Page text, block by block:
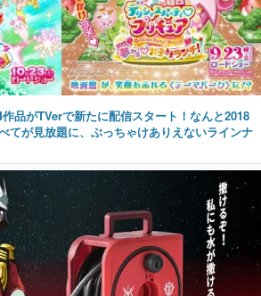
作品がTVerで新たに配信スタート！なんと2018
てが見放題に、ぶっちゃけありえないラインナ